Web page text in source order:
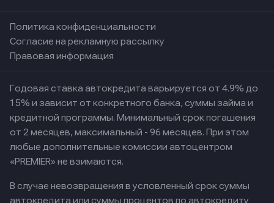
Политика конфиденциальности
Согласие на рекламную рассылку
Правовая информация
Годовая ставка автокредита варьируется от 4.9% до
15% и зависит от конкретного банка, суммы займа и
кредитной программы. Минимальный срок погашения
от 2 месяцев, максимальный - 96 месяцев. При этом
любые дополнительные комиссии автоцентром
«PREMIER» не взимаются.
В случае невозвращения в условленный срок суммы
автокредита или суммы процентов по автокредиту